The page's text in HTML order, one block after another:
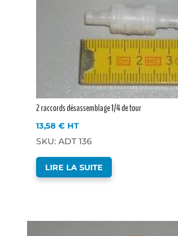
2 raccords désassemblage 1/4 de tour
13,58 € HT
SKU: ADT 136
LIRE LA SUITE